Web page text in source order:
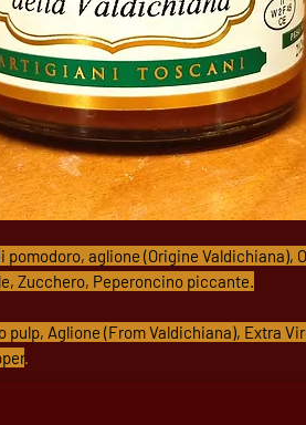
pomodoro, aglione (Origine Valdichiana),
Zucchero, Peperoncino piccante.
pulp, Aglione (From Valdichiana), Extra
.